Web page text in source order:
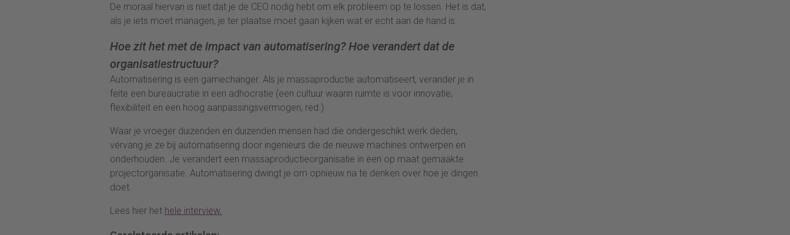
De moraal hiervan is niet dat je de CEO nodig hebt om elk probleem op te lossen. Het is dat,
als je iets moet managen, je ter plaatse moet gaan kijken wat er echt aan de hand is.
Hoe zit het met de impact van automatisering? Hoe verandert dat de
organisatiestructuur?
Automatisering is een gamechanger. Als je massaproductie automatiseert, verander je in
feite een bureaucratie in een adhocratie (een cultuur waarin ruimte is voor innovatie,
flexibiliteit en een hoog aanpassingsvermogen, red.).
Waar je vroeger duizenden en duizenden mensen had die ondergeschikt werk deden,
vervang je ze bij automatisering door ingenieurs die de nieuwe machines ontwerpen en
onderhouden. Je verandert een massaproductieorganisatie in een op maat gemaakte
projectorganisatie. Automatisering dwingt je om opnieuw na te denken over hoe je dingen
doet.
Lees hier het hele interview.